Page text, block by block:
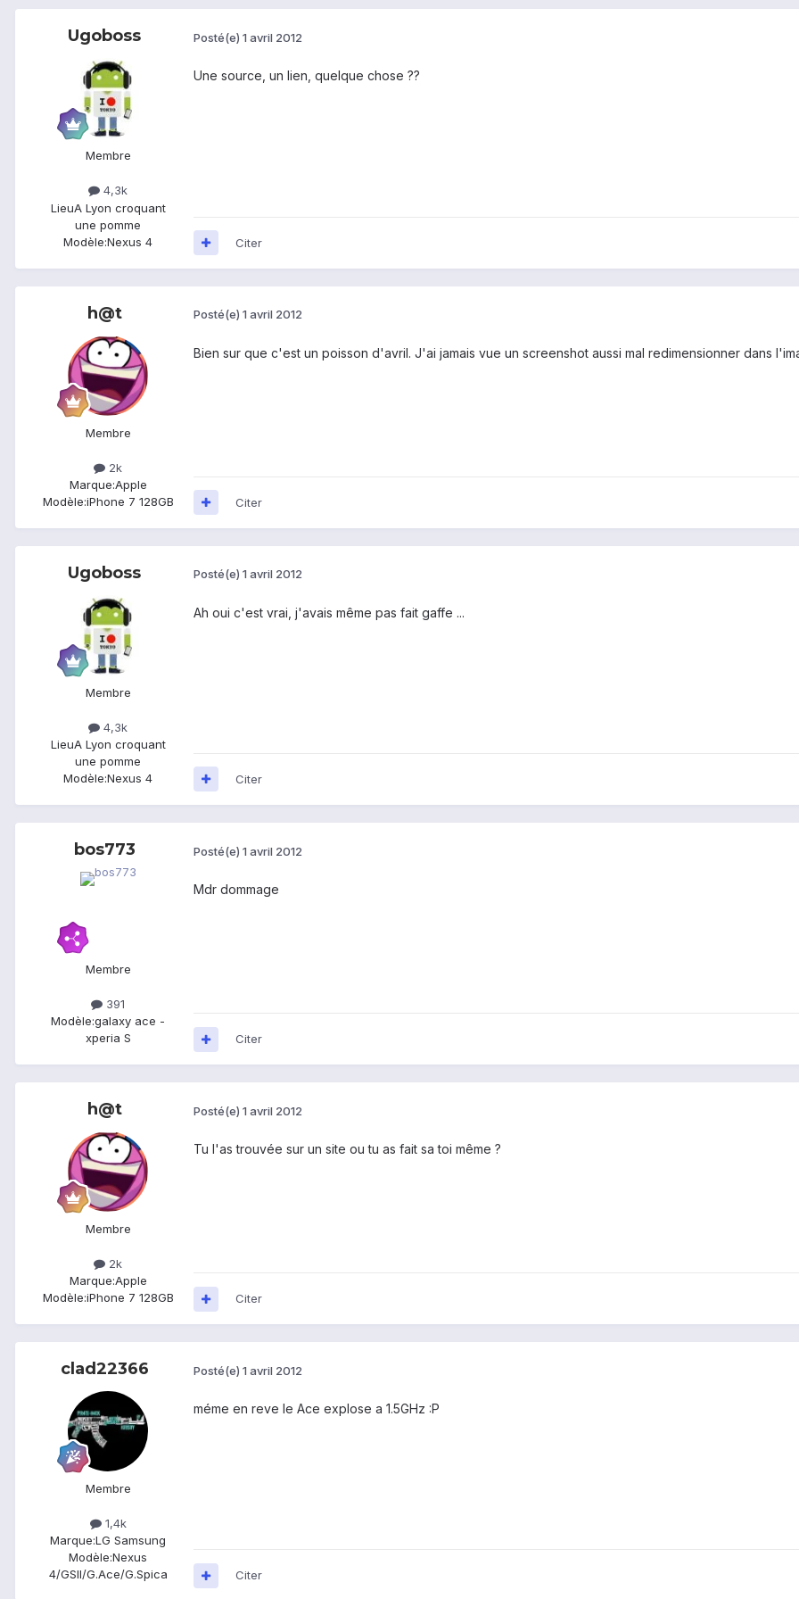
Ugoboss
Membre
4,3k
LieuA Lyon croquant
une pomme
Modèle:Nexus 4
Posté(e) 1 avril 2012
Une source, un lien, quelque chose ??
Citer
h@t
Membre
2k
Marque:Apple
Modèle:iPhone 7 128GB
Posté(e) 1 avril 2012
Bien sur que c'est un poisson d'avril. J'ai jamais vue un screenshot aussi mal redimensionner dans
Citer
Ugoboss
Membre
4,3k
LieuA Lyon croquant
une pomme
Modèle:Nexus 4
Posté(e) 1 avril 2012
Ah oui c'est vrai, j'avais même pas fait gaffe ...
Citer
bos773
Membre
391
Modèle:galaxy ace -
xperia S
Posté(e) 1 avril 2012
Mdr dommage
Citer
h@t
Membre
2k
Marque:Apple
Modèle:iPhone 7 128GB
Posté(e) 1 avril 2012
Tu l'as trouvée sur un site ou tu as fait sa toi même ?
Citer
clad22366
Membre
1,4k
Marque:LG Samsung
Modèle:Nexus
4/GSII/G.Ace/G.Spica
Posté(e) 1 avril 2012
méme en reve le Ace explose a 1.5GHz :P
Citer